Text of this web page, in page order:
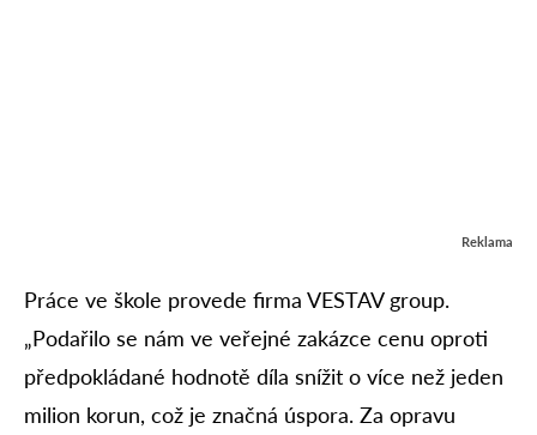
Reklama
Práce ve škole provede firma VESTAV group.
„Podařilo se nám ve veřejné zakázce cenu oproti
předpokládané hodnotě díla snížit o více než jeden
milion korun, což je značná úspora. Za opravu